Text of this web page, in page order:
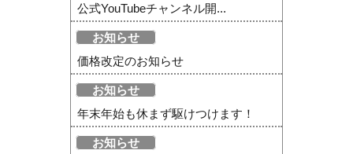
公式YouTubeチャンネル開...
お知らせ
価格改定のお知らせ
お知らせ
年末年始も休まず駆けつけます！
お知らせ